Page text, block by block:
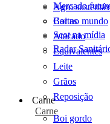
Agro
Cartas
Scot na mídia
Radar
Mercado
Boi no mundo
Atacado
Equivalentes
Leite
Grãos
Reposição
Carne
Carne
Boi gordo